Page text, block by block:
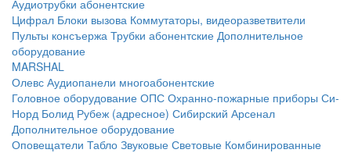
Аудиотрубки абонентские
Цифрал Блоки вызова Коммутаторы, видеоразветвители
Пульты консъержа Трубки абонентские Дополнительное
оборудование
MARSHAL
Олевс Аудиопанели многоабонентские
Головное оборудование ОПС Охранно-пожарные приборы Си-
Норд Болид Рубеж (адресное) Сибирский Арсенал
Дополнительное оборудование
Оповещатели Табло Звуковые Световые Комбинированные